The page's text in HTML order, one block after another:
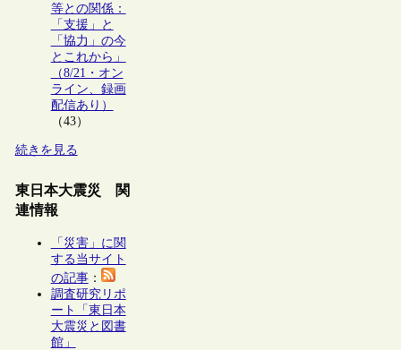
等との関係：
「支援」と
「協力」の今
とこれから」
（8/21・オン
ライン、録画
配信あり）
（43）
続きを見る
東日本大震災 関
連情報
「災害」に関
する当サイト
の記事：
調査研究リポ
ート「東日本
大震災と図書
館」